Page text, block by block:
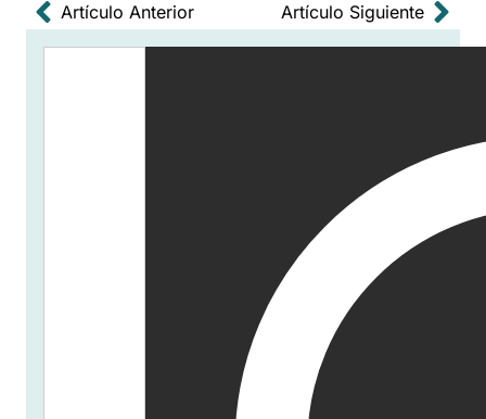
Artículo Anterior Artículo Siguiente